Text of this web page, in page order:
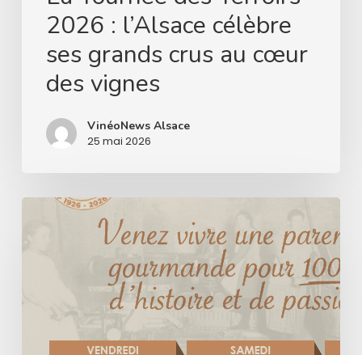
cœur
vignes
2026 : l’Alsace célèbre
ses grands crus au cœur
des vignes
VinéoNews Alsace
25 mai 2026
siècle